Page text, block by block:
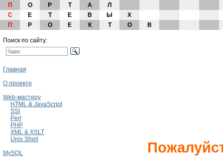
П О Р Т А
Л
С
Е Т Е В Ы
Х
П
Р О Е К Т О В
Поиск по сайту:
Главная
О проекте
Web-мастеру
HTML & JavaScript
SSI
Perl
PHP
XML & XSLT
Unix Shell
MySQL